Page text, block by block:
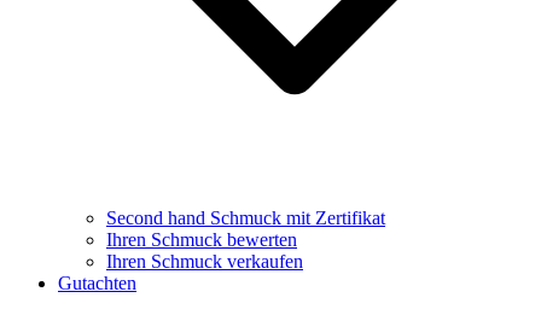
Second hand Schmuck mit Zertifikat
Ihren Schmuck bewerten
Ihren Schmuck verkaufen
Gutachten